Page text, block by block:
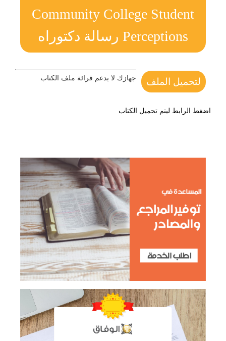
Community College Student
Perceptions رسالة دكتوراه
لتحميل الملف جهازك لا يدعم قرائة ملف الكتاب
اضغط الرابط ليتم تحميل الكتاب